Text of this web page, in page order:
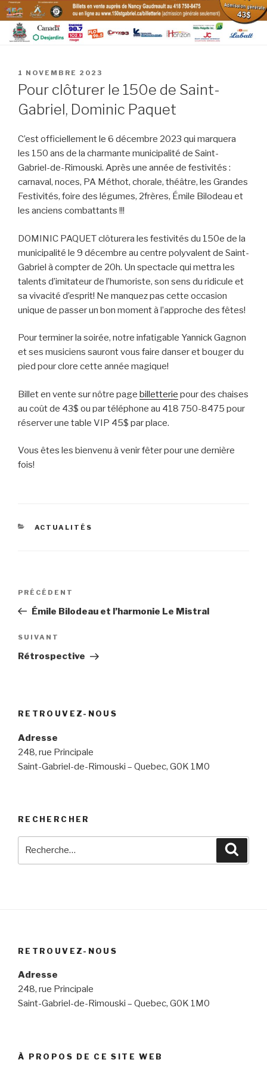
PUBLIÉ
LE
1 NOVEMBRE 2023
Pour clôturer le 150e de Saint-
Gabriel, Dominic Paquet
C’est officiellement le 6 décembre 2023 qui marquera
les 150 ans de la charmante municipalité de Saint-
Gabriel-de-Rimouski. Après une année de festivités :
carnaval, noces, PA Méthot, chorale, théâtre, les Grandes
Festivités, foire des légumes, 2frères, Émile Bilodeau et
les anciens combattants !!!
DOMINIC PAQUET clôturera les festivités du 150e de la
municipalité le 9 décembre au centre polyvalent de Saint-
Gabriel à compter de 20h. Un spectacle qui mettra les
talents d’imitateur de l’humoriste, son sens du ridicule et
sa vivacité d’esprit! Ne manquez pas cette occasion
unique de passer un bon moment à l’approche des fêtes!
Pour terminer la soirée, notre infatigable Yannick Gagnon
et ses musiciens sauront vous faire danser et bouger du
pied pour clore cette année magique!
Billet en vente sur nôtre page billetterie pour des chaises
au coût de 43$ ou par téléphone au 418 750-8475 pour
réserver une table VIP 45$ par place.
Vous êtes les bienvenu à venir fêter pour une dernière
fois!
CATÉGORIES
ACTUALITÉS
Navigation
l'article
Article
précédent
PRÉCÉDENT
Émile Bilodeau et l’harmonie Le Mistral
Article
suivant
SUIVANT
Rétrospective
RETROUVEZ-NOUS
Adresse
248, rue Principale
Saint-Gabriel-de-Rimouski – Quebec, G0K 1M0
RECHERCHER
RETROUVEZ-NOUS
Adresse
248, rue Principale
Saint-Gabriel-de-Rimouski – Quebec, G0K 1M0
À PROPOS DE CE SITE WEB